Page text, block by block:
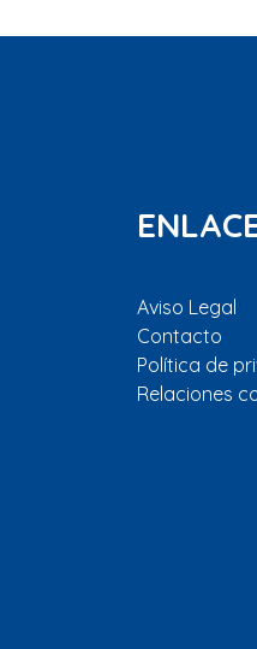
Aviso Legal
Contacto
Política de
Relaciones